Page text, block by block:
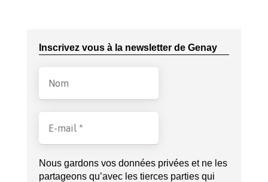
Inscrivez vous à la newsletter de Genay
Nous gardons vos données privées et ne les
partageons qu’avec les tierces parties qui